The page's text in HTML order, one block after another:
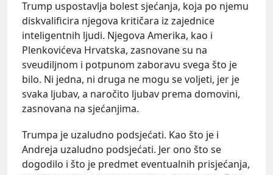
Trump uspostavlja bolest sjećanja, koja po njemu
diskvalificira njegova kritičara iz zajednice
inteligentnih ljudi. Njegova Amerika, kao i
Plenkovićeva Hrvatska, zasnovane su na
sveudiljnom i potpunom zaboravu svega što je
bilo. Ni jedna, ni druga ne mogu se voljeti, jer je
svaka ljubav, a naročito ljubav prema domovini,
zasnovana na sjećanjima.
Trumpa je uzaludno podsjećati. Kao što je i
Andreja uzaludno podsjećati. Jer ono što se
dogodilo i što je predmet eventualnih prisjećanja,